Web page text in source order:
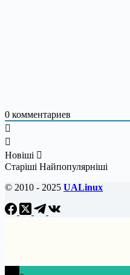
0 комментариев
Новіші
Старіші Найпопулярніші
© 2010 - 2025 UALinux